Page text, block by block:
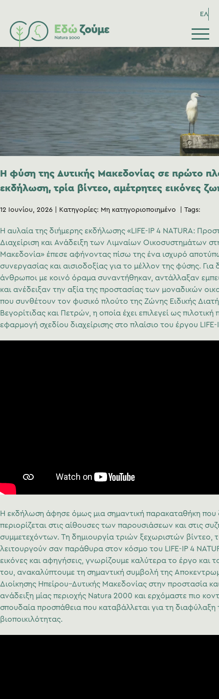
ΕΛ
Η φύση της Δυτικής Μακεδονίας σε πρώτο
εκδήλωση, τρία βίντεο, αμέτρητες εικόνες
12 Ιουνίου, 2026 Κατηγορίες: Μη κατηγοριοποιημένο Tags:
Η αυλαία της διήμερης εκδήλωσης «LIFE-IP 4 NATURA:
Διαχείριση και Ανάδειξη των Λιμναίων Οικοσυστημάτων
Μακεδονία» έπεσε αφήνοντας πίσω της ένα ισχυρό
συνεργασίας και αισιοδοξίας για το μέλλον της φύσης. Για
άνθρωποι με κοινό όραμα συναντήθηκαν, αντάλλαξαν
και ανέδειξαν την αξία της προστασίας των μοναδικών
που συνθέτουν τον φυσικό πλούτο της Ζώνης Ειδικής
Βεγορίτιδας και Πετρών, η οποία έχει επιλεγεί ως πιλοτική
εφαρμογή σχεδίου διαχείρισης στο πλαίσιο του έργου LIFE-
Η εκδήλωση άφησε όμως μια σημαντική παρακαταθήκη που
περιορίζεται στις αίθουσες των παρουσιάσεων και στις
συμμετεχόντων. Τη δημιουργία τριών ξεχωριστών βίντεο,
λειτουργούν σαν παράθυρα στον κόσμο του LIFE-IP 4
εικόνες και αφηγήσεις, γνωρίζουμε καλύτερα το έργο και
του, ανακαλύπτουμε τη σημαντική συμβολή της
Διοίκησης Ηπείρου–Δυτικής Μακεδονίας στην προστασία
ανάδειξη μίας περιοχής Natura 2000 και ερχόμαστε πιο
σπουδαία προσπάθεια που καταβάλλεται για τη διαφύλαξη
βιοποικιλότητας.